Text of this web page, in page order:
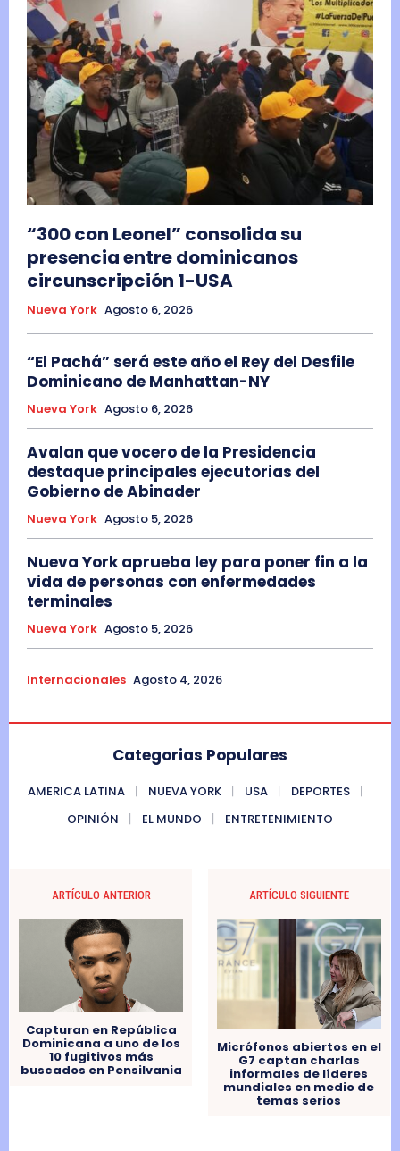
“300 con Leonel” consolida su
presencia entre dominicanos
circunscripción 1-USA
Nueva York Agosto 6, 2026
“El Pachá” será este año el Rey del Desfile
Dominicano de Manhattan-NY
Nueva York Agosto 6, 2026
Avalan que vocero de la Presidencia
destaque principales ejecutorias del
Gobierno de Abinader
Nueva York Agosto 5, 2026
Nueva York aprueba ley para poner fin a la
vida de personas con enfermedades
terminales
Nueva York Agosto 5, 2026
Internacionales Agosto 4, 2026
Categorias Populares
AMERICA LATINA NUEVA YORK USA
DEPORTES
OPINIÓN
EL MUNDO ENTRETENIMIENTO
ARTÍCULO ANTERIOR
Capturan en República
Dominicana a uno de los
10 fugitivos más
buscados en Pensilvania
ARTÍCULO SIGUIENTE
Micrófonos abiertos en el
G7 captan charlas
informales de líderes
mundiales en medio de
temas serios